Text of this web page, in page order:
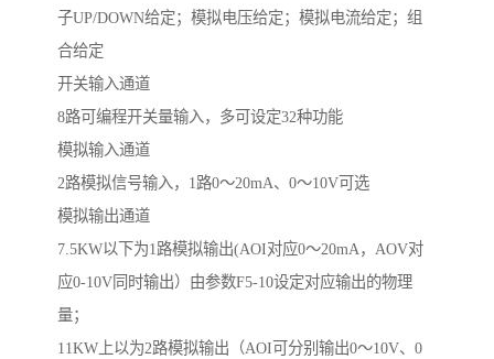
子UP/DOWN给定；模拟电压给定；模拟电流给定；组
合给定
开关输入通道
8路可编程开关量输入，多可设定32种功能
模拟输入通道
2路模拟信号输入，1路0～20mA、0～10V可选
模拟输出通道
7.5KW以下为1路模拟输出(AOI对应0～20mA，AOV对
应0-10V同时输出）由参数F5-10设定对应输出的物理
量；
11KW上以为2路模拟输出（AOI可分别输出0～10V、0